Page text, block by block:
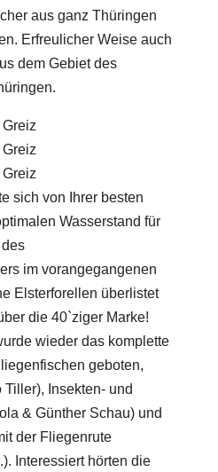
aus ganz Thüringen
Erfreulicher Weise auch
dem Gebiet des
sich von Ihrer besten
Wasserstand für
im vorangegangenen
Elsterforellen überlistet
die 40`ziger Marke!
wieder das komplette
geboten,
Insekten- und
& Günther Schau) und
der Fliegenrute
Interessiert hörten die